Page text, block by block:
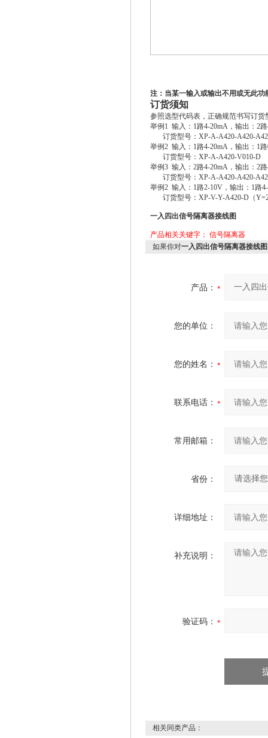
注：当某一输入或输出不用或无此
订货须知
参照选型代码表，正确规范书写订货
举例1 输入：1路4-20mA，输出：2
订货型号：XP-A-A420-A420-
举例2 输入：1路4-20mA，输出：1
订货型号：XP-A-A420-V010-D
举例3 输入：2路4-20mA，输出：2
订货型号：XP-A-A420-A420-
举例2 输入：1路2-10V，输出：1路
订货型号：XP-V-Y-A420-D（
一入四出信号隔离器接线图
产品相关关键字： 信号隔离器
如果你对一入四出信号隔离器接线图
产品：
您的单位：
您的姓名：
联系电话：
常用邮箱：
省份：
详细地址：
补充说明：
验证码：
相关同类产品：